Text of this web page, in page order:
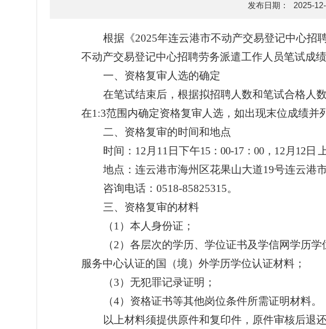
发布日期： 2025-
根据《2025年连云港市不动产交易登记中心招
不动产交易登记中心招聘劳务派遣工作人员笔试成
一、资格复审人选的确定
在笔试结束后，根据拟招聘人数和笔试合格人
在1:3范围内确定资格复审人选，如出现末位成绩并
二、资格复审的时间和地点
时间： 12月 11 日下午15 ： 00-17 ： 00 ， 12月 12日
地点： 连云港市海州区花果山大道19号连云港
咨询电话： 0518-85825315。
三、资格复审的材料
（ 1）本人身份证；
（2）各层次的学历、学位证书及学信网学历
服务中心认证的国（境）外学历学位认证材料；
（3）无犯罪记录证明；
（4）资格证书等其他岗位条件所需证明材料。
以上材料须提供原件和复印件，原件审核后退